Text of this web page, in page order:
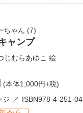
ちゃん (7)
ャンプ
じむらあゆこ 絵
(本体1,000円+税)
ジ ISBN978-4-251-